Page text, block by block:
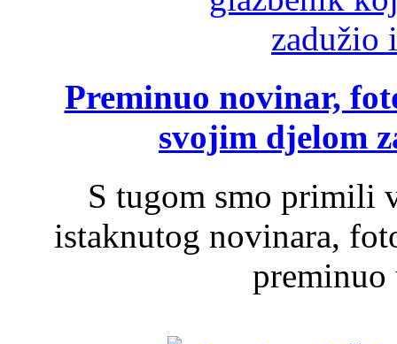
Preminuo novinar,
svojim djelom
S tugom smo primili
istaknutog novinara,